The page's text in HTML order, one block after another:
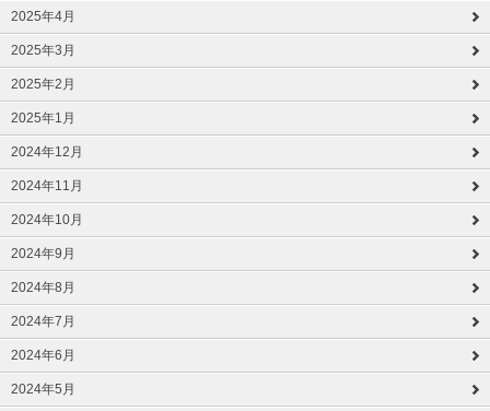
2025年4月
2025年3月
2025年2月
2025年1月
2024年12月
2024年11月
2024年10月
2024年9月
2024年8月
2024年7月
2024年6月
2024年5月